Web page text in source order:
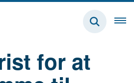
for at